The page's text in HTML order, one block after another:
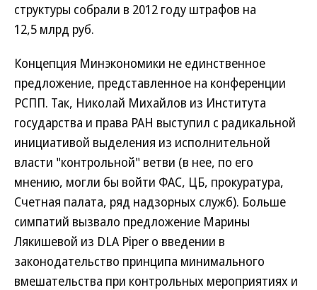
структуры собрали в 2012 году штрафов на
12,5 млрд руб.
Концепция Минэкономики не единственное
предложение, представленное на конференции
РСПП. Так, Николай Михайлов из Института
государства и права РАН выступил с радикальной
инициативой выделения из исполнительной
власти "контрольной" ветви (в нее, по его
мнению, могли бы войти ФАС, ЦБ, прокуратура,
Счетная палата, ряд надзорных служб). Больше
симпатий вызвало предложение Марины
Лякишевой из DLA Piper о введении в
законодательство принципа минимального
вмешательства при контрольных мероприятиях и